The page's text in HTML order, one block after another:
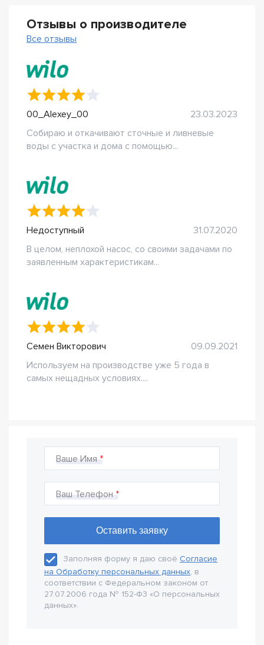
Отзывы о производителе
Все отзывы
00_Alexey_00
23.03.2023
Собираю и откачивают сточные и ливневые
воды с участка и дома с помощью...
Недоступный
31.07.2020
В целом, неплохой насос, со своими задачами по
заявленным характеристикам...
Семен Викторович
09.09.2021
Используем на производстве уже 5 года в
самых нещадных условиях....
Ваше Имя
Ваш Телефон
Заполняя форму я даю своё Согласие
на Обработку персональных данных, в
соответствии с Федеральном законом от
27.07.2006 года № 152-Ф3 «О персональных
данных».